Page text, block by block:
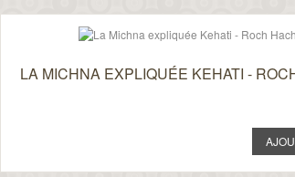
LA MICHNA EXPLIQUÉE KEHATI -